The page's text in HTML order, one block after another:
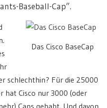
Baseball-Cap”.
Das Cisco BaseCap
schlechthin? Für die 25000
hat Cisco nur 3000 (oder
Caps gehabt. Und davon